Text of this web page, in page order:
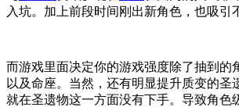
入坑。加上前段时间刚出新角色，也吸引
而游戏里面决定你的游戏强度除了抽到的
以及命座。当然，还有明显提升质变的圣
就在圣遗物这一方面没有下手。导致角色